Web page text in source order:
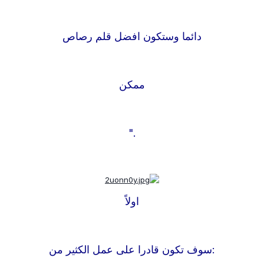
دائما وستكون افضل قلم رصاص
ممكن
."
اولاً
سوف تكون قادرا على عمل الكثير من